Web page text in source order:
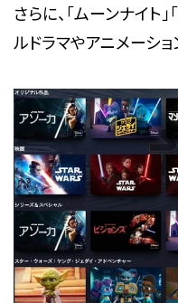
さらに、「ムーンナイト
ルドラマやアニメーショ